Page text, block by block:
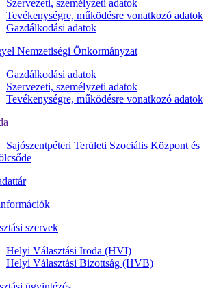
Szervezeti, személyzeti adatok
Tevékenységre, működésre vonatkozó adatok
Gazdálkodási adatok
Nemzetiségi Önkormányzat
Gazdálkodási adatok
Szervezeti, személyzeti adatok
Tevékenységre, működésre vonatkozó adatok
Sajószentpéteri Területi Szociális Központ és
szervek
Helyi Választási Iroda (HVI)
Helyi Választási Bizottság (HVB)